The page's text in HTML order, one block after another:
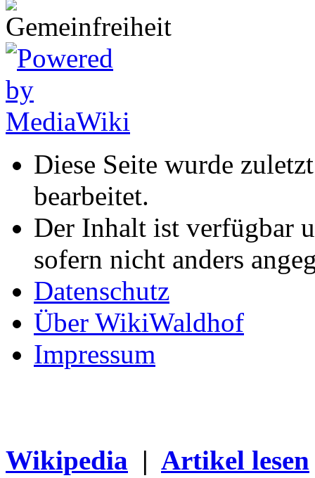
Diese Seite wurde
bearbeitet.
Der Inhalt ist verfügbar
sofern nicht anders
Datenschutz
Über WikiWaldhof
Impressum
Wikipedia | Artikel lesen